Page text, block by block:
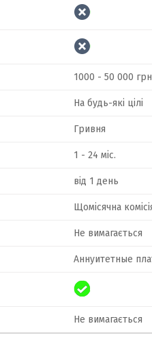
1000 - 50 000
На будь-які цілі
Гривня
1 - 24 міс.
від 1 день
Щомісячна
Не вимагається
Аннуитетные
Не вимагається